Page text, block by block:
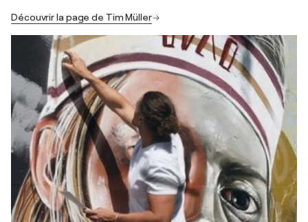
Découvrir la page de Tim Müller